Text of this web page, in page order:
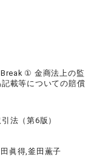
① 金商法上の監
載等についての賠償
法（第6版）
眞得,釜田薫子